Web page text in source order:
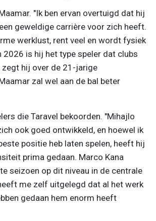
"Ik ben ervan overtuigd dat hij
geweldige carrière voor zich heeft.
werklust, rent veel en wordt fysiek
2026 is hij het type speler dat clubs
zegt hij over de 21-jarige
zal wel aan de bal beter
die Taravel bekoorden. "Mihajlo
ook goed ontwikkeld, en hoewel ik
positie heb laten spelen, heeft hij
prima gedaan. Marco Kana
seizoen op dit niveau in de centrale
me zelf uitgelegd dat al het werk
gedaan hem enorm heeft